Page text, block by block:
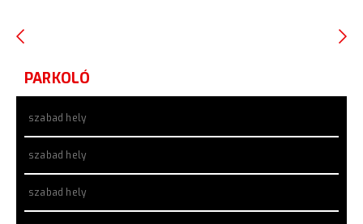
PARKOLÓ
szabad hely
szabad hely
szabad hely